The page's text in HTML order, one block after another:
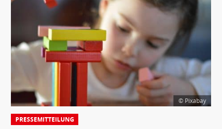
© Pixabay
PRESSEMITTEILUNG